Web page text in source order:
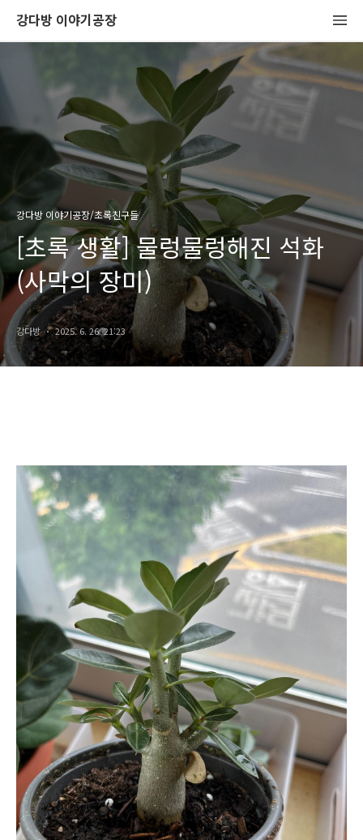
강다방 이야기공장
강다방 이야기공장/초록친구들
[초록 생활] 물렁물렁해진 석화
(사막의 장미)
강다방 2025. 6. 26. 21:23